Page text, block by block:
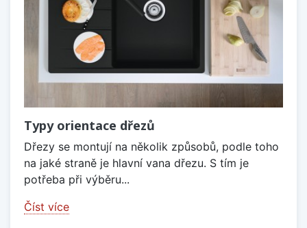
Typy orientace dřezů
Dřezy se montují na několik způsobů, podle toho
na jaké straně je hlavní vana dřezu. S tím je
potřeba při výběru...
Číst více